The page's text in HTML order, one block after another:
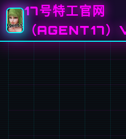
17号特工官网
（AGENT17